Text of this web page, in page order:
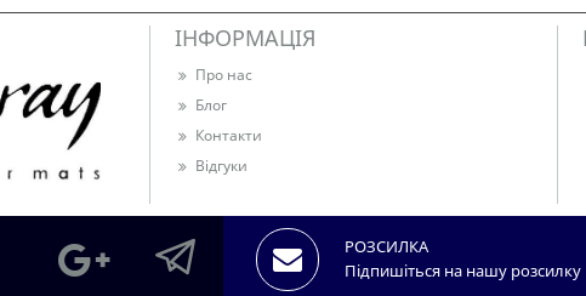
ІНФОРМАЦІЯ
Про нас
Блог
Контакти
Відгуки
РОЗСИЛКА
Підпишіться на нашу розсилку